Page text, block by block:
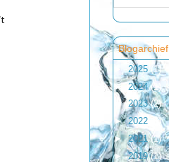
Blogarchief
2025 (1)
► 2024(1)
►2023(2)
►2022
(1)
►2021(1)
►2019(1)